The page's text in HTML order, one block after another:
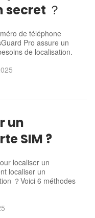
？
de téléphone
Pro assure un
de localisation.
un
SIM ?
localiser un
localiser un
？Voici 6 méthodes